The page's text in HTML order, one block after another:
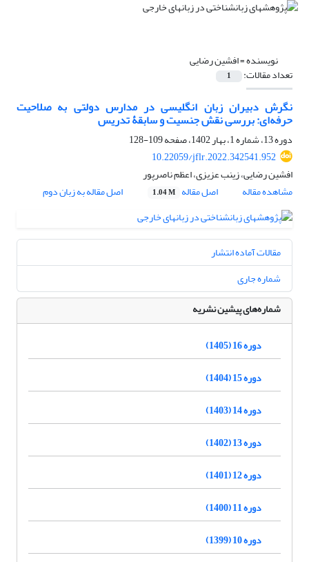
نویسنده =افشین رضایی
تعداد مقالات: 1
نگرش دبیران زبان انگلیسی در مدارس دولتی به صلاحیت
حرفه‌ای: بررسی نقش جنسیت و سابقۀ تدریس
دوره 13، شماره 1، بهار 1402، صفحه
109-128
10.22059/jflr.2022.342541.952
افشین رضایی، زینب عزیزی، اعظم ناصرپور
مشاهده مقاله
اصل مقاله 1.04 M اصل مقاله به زبان دوم
مقالات آماده انتشار
شماره جاری
شماره‌های پیشین نشریه
دوره 16 (1405)
دوره 15 (1404)
دوره 14 (1403)
دوره 13 (1402)
دوره 12 (1401)
دوره 11 (1400)
دوره 10 (1399)